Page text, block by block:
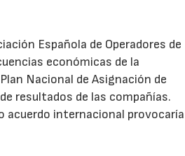
Española de Operadores de
económicas de la
Nacional de Asignación de
resultados de las compañías.
acuerdo internacional provocaría